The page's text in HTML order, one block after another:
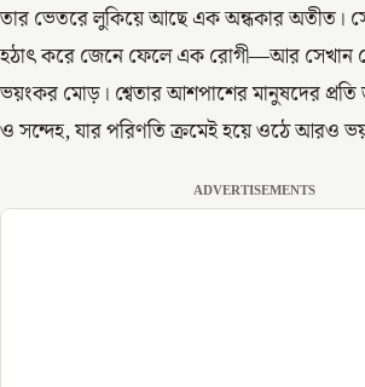
তার ভেতরে লুকিয়ে আছে এক অন্ধকার অতীত।
হঠাৎ করে জেনে ফেলে এক রোগী—আর সেখান
ভয়ংকর মোড়। শ্বেতার আশপাশের মানুষদের প্রতি
ও সন্দেহ, যার পরিণতি ক্রমেই হয়ে ওঠে আরও
ADVERTISEMENTS